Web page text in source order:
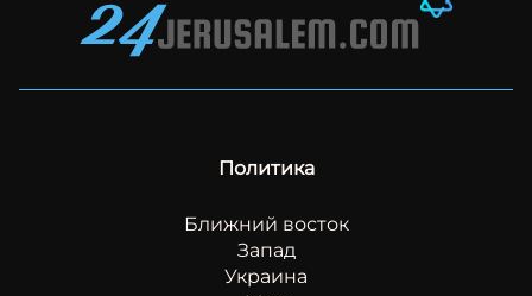
Политика
Ближний восток
Запад
Украина